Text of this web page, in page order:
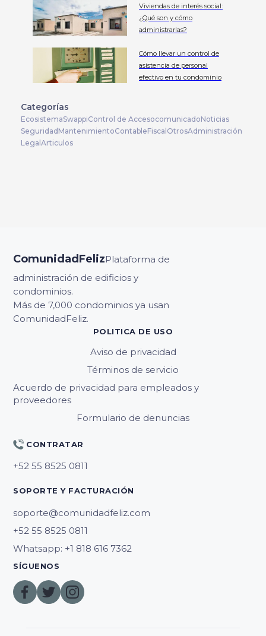
Viviendas de interés social:
¿Qué son y cómo
administrarlas?
Cómo llevar un control de
asistencia de personal
efectivo en tu condominio
Categorías
EcosistemaSwappiControl de AccesocomunicadoNoticias
SeguridadMantenimientoContableFiscalOtrosAdministración
LegalArticulos
ComunidadFelizPlataforma de
administración de edificios y
condominios.
Más de 7,000 condominios ya usan
ComunidadFeliz.
POLITICA DE USO
Aviso de privacidad
Términos de servicio
Acuerdo de privacidad para empleados y
proveedores
Formulario de denuncias
CONTRATAR
SOPORTE Y FACTURACIÓN
soporte@comunidadfeliz.com
Whatsapp: +1 818 616 7362
SÍGUENOS